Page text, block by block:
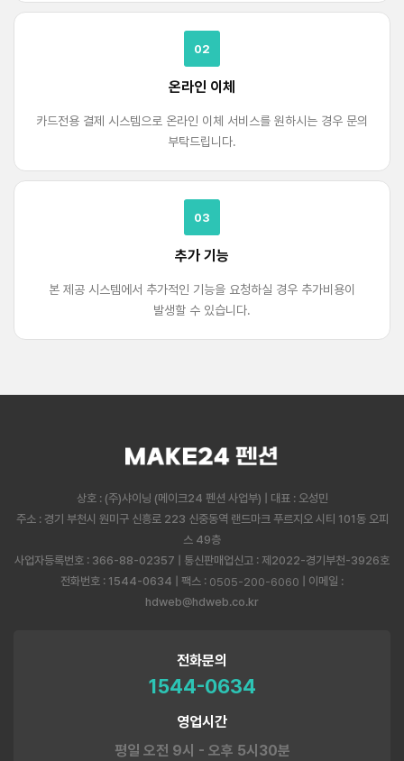
02
온라인 이체
카드전용 결제 시스템으로 온라인 이체 서비스를 원하시는 경우 문의
부탁드립니다.
03
추가 기능
본 제공 시스템에서 추가적인 기능을 요청하실 경우 추가비용이
발생할 수 있습니다.
상호 : (주)샤이닝 (메이크24 펜션 사업부) | 대표 : 오성민
주소 : 경기 부천시 원미구 신흥로 223 신중동역 랜드마크 푸르지오 시티 101동 오피
스 49층
사업자등록번호 : 366-88-02357 | 통신판매업신고 : 제2022-경기부천-3926호
전화번호 : 1544-0634 | 팩스 : 0505-200-6060 | 이메일 :
hdweb@hdweb.co.kr
전화문의
1544-0634
영업시간
평일 오전 9시 - 오후 5시30분